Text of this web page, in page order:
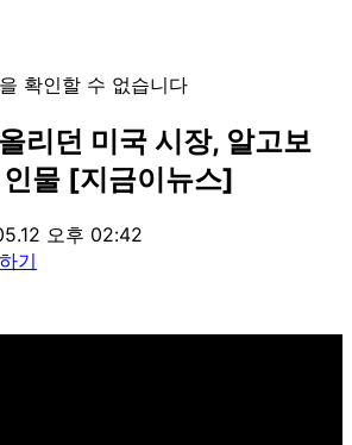
확인할 수 없습니다
리던 미국 시장, 알고보
물 [지금이뉴스]
오후 02:42
기